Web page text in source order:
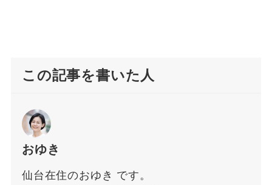
この記事を書いた人
おゆき
仙台在住のおゆき です。